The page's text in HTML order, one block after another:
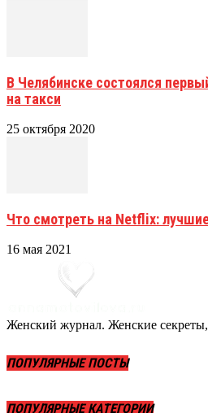
В Челябинске состоялся
на такси
25 октября 2020
Что смотреть на Netflix:
16 мая 2021
Женский журнал. Женские
ПОПУЛЯРНЫЕ ПОСТЫ
ПОПУЛЯРНЫЕ КАТЕГОРИИ